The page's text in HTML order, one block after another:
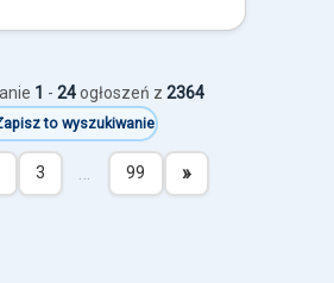
1 - 24ogłoszeń z 2364
to wyszukiwanie
3 99 »